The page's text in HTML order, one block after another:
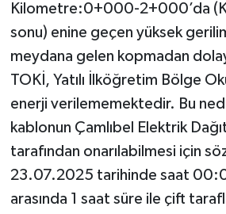
Kilometre:0+000-2+000’da
sonu) enine geçen yüksek
meydana gelen kopmadan
TOKİ, Yatılı İlköğretim Bölge
enerji verilememektedir. Bu
kablonun Çamlıbel Elektrik
tarafından onarılabilmesi için
23.07.2025 tarihinde saat
arasında 1 saat süre ile çift